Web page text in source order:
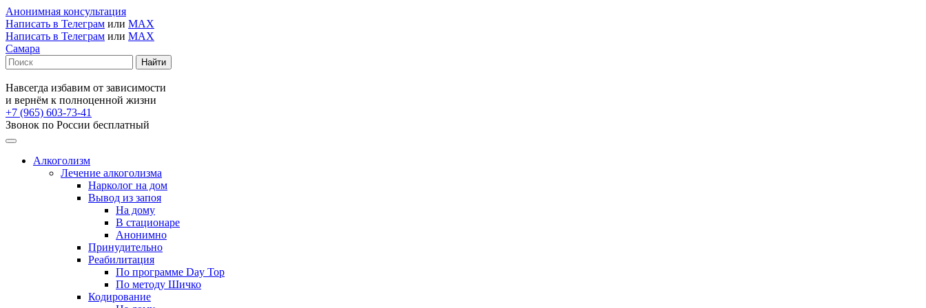
Анонимная консультация
Написать в Телеграм или MAX
Написать в Телеграм или MAX
Самара
Навсегда избавим от зависимости
и вернём к полноценной жизни
+7 (965) 603-73-41
Звонок по России бесплатный
Алкоголизм
Лечение алкоголизма
Нарколог на дом
Вывод из запоя
На дому
В стационаре
Анонимно
Принудительно
Реабилитация
По программе Day Top
По методу Шичко
Кодирование